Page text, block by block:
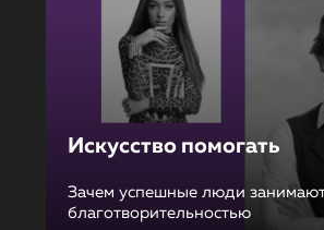
Искусство помогать
Зачем успешные люди
благотворительностью